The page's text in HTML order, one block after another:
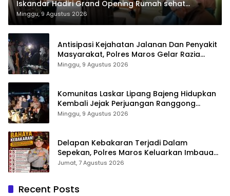
Iskandar Hadiri Grand Opening Rumah sehat
Pertama di Takalar, Melayani Terapis Gratis untuk
Pasien Dhuafa dan umum.
Minggu, 9 Agustus 2026
Antisipasi Kejahatan Jalanan Dan Penyakit
Masyarakat, Polres Maros Gelar Razia
Operasi Cipta Kondusif
Minggu, 9 Agustus 2026
Komunitas Laskar Lipang Bajeng Hidupkan
Kembali Jejak Perjuangan Ranggong
Daeng Romo, Wabup Takalar: Apresiasi
Minggu, 9 Agustus 2026
Delapan Kebakaran Terjadi Dalam
Sepekan, Polres Maros Keluarkan Imbauan
kepada Masyarakat
Jumat, 7 Agustus 2026
Recent Posts